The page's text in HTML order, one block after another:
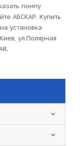
помпу
АБСКАР. Купить
установка
ул.Полярная